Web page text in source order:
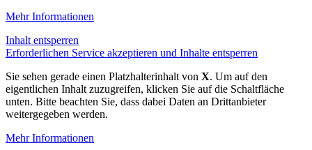
Mehr Informationen
Inhalt entsperren
Erforderlichen Service akzeptieren und Inhalte entsperren
Sie sehen gerade einen Platzhalterinhalt von X. Um auf den
eigentlichen Inhalt zuzugreifen, klicken Sie auf die Schaltfläche
unten. Bitte beachten Sie, dass dabei Daten an Drittanbieter
weitergegeben werden.
Mehr Informationen